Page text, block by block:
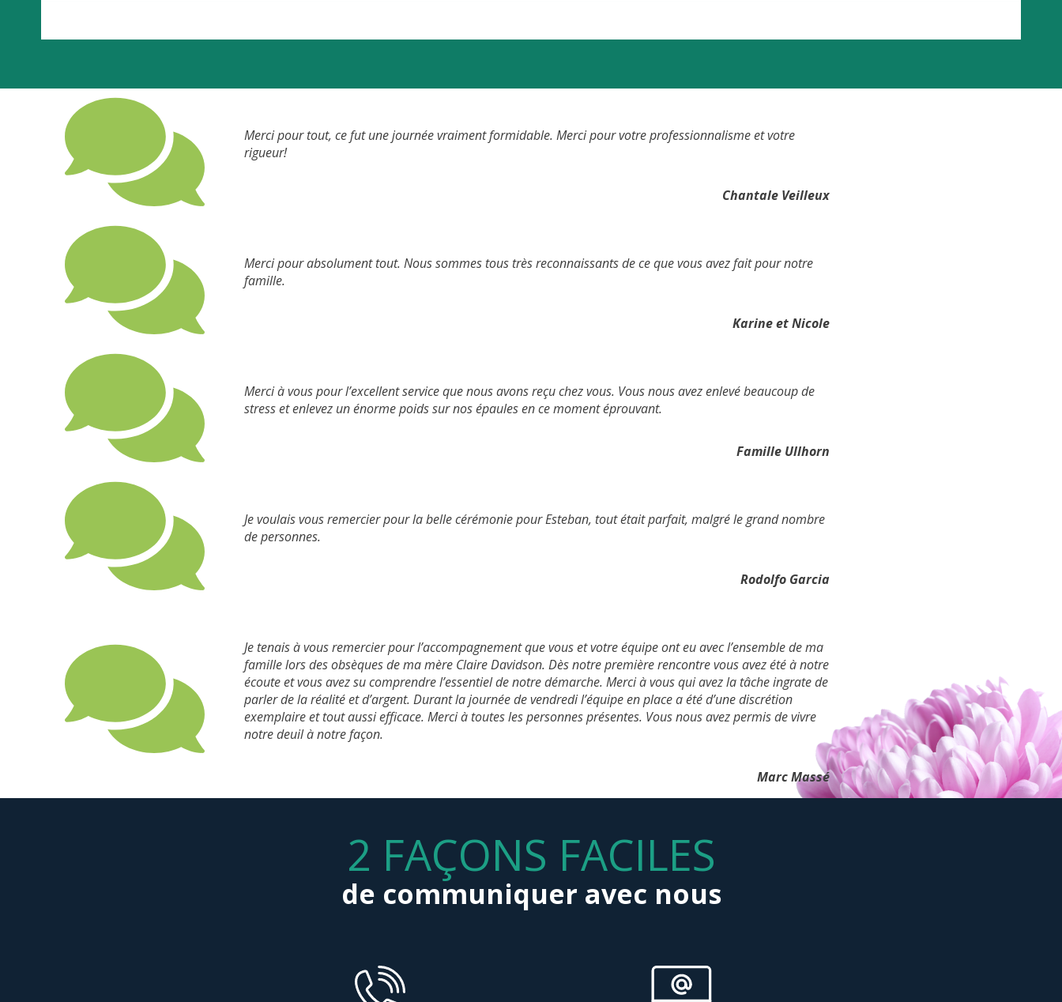
Merci pour tout, ce fut une journée vraiment formidable. Merci pour votre professionnalisme et votre
rigueur!
Chantale Veilleux
Merci pour absolument tout. Nous sommes tous très reconnaissants de ce que vous avez fait pour notre
famille.
Karine et Nicole
Merci à vous pour l’excellent service que nous avons reçu chez vous. Vous nous avez enlevé beaucoup de
stress et enlevez un énorme poids sur nos épaules en ce moment éprouvant.
Famille Ullhorn
Je voulais vous remercier pour la belle cérémonie pour Esteban, tout était parfait, malgré le grand nombre
de personnes.
Rodolfo Garcia
Je tenais à vous remercier pour l’accompagnement que vous et votre équipe ont eu avec l’ensemble de ma
famille lors des obsèques de ma mère Claire Davidson. Dès notre première rencontre vous avez été à notre
écoute et vous avez su comprendre l’essentiel de notre démarche. Merci à vous qui avez la tâche ingrate de
parler de la réalité et d’argent. Durant la journée de vendredi l’équipe en place a été d’une discrétion
exemplaire et tout aussi efficace. Merci à toutes les personnes présentes. Vous nous avez permis de vivre
notre deuil à notre façon.
Marc Massé
2 FAÇONS FACILES
de communiquer avec nous